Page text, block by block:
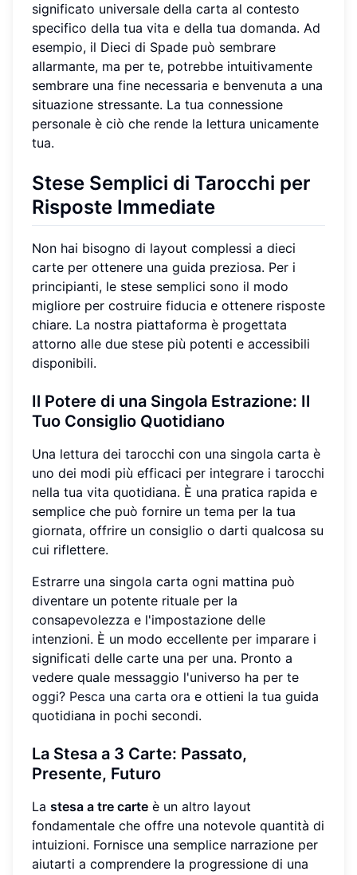
significato universale della carta al contesto
specifico della tua vita e della tua domanda. Ad
esempio, il Dieci di Spade può sembrare
allarmante, ma per te, potrebbe intuitivamente
sembrare una fine necessaria e benvenuta a una
situazione stressante. La tua connessione
personale è ciò che rende la lettura unicamente
tua.
Stese Semplici di Tarocchi per
Risposte Immediate
Non hai bisogno di layout complessi a dieci
carte per ottenere una guida preziosa. Per i
principianti, le stese semplici sono il modo
migliore per costruire fiducia e ottenere risposte
chiare. La nostra piattaforma è progettata
attorno alle due stese più potenti e accessibili
disponibili.
Il Potere di una Singola Estrazione: Il
Tuo Consiglio Quotidiano
Una lettura dei tarocchi con una singola carta è
uno dei modi più efficaci per integrare i tarocchi
nella tua vita quotidiana. È una pratica rapida e
semplice che può fornire un tema per la tua
giornata, offrire un consiglio o darti qualcosa su
cui riflettere.
Estrarre una singola carta ogni mattina può
diventare un potente rituale per la
consapevolezza e l'impostazione delle
intenzioni. È un modo eccellente per imparare i
significati delle carte una per una. Pronto a
vedere quale messaggio l'universo ha per te
oggi? Pesca una carta ora e ottieni la tua guida
quotidiana in pochi secondi.
La Stesa a 3 Carte: Passato,
Presente, Futuro
La stesa a tre carte è un altro layout
fondamentale che offre una notevole quantità di
intuizioni. Fornisce una semplice narrazione per
aiutarti a comprendere la progressione di una